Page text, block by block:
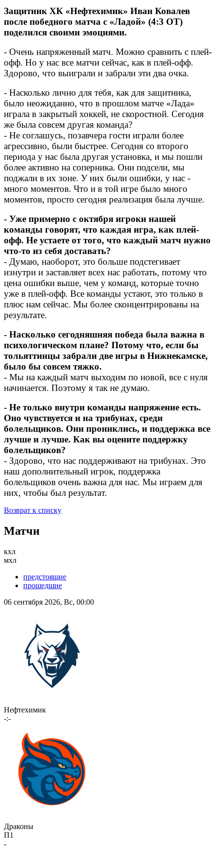
Защитник ХК «Нефтехимик» Иван Ковалев
после победного матча с «Ладой» (4:3 ОТ)
поделился своими эмоциями.
- Очень напряженный матч. Можно сравнить с плей-
офф. Но у нас все матчи сейчас, как в плей-офф.
Здорово, что выиграли и забрали эти два очка.
- Насколько лично для тебя, как для защитника,
было неожиданно, что в прошлом матче «Лада»
играла в закрытый хоккей, не скоростной. Сегодня
же была совсем другая команда?
- Не соглашусь, позавчера гости играли более
агрессивно, были быстрее. Сегодня со второго
периода у нас была другая установка, и мы пошли
более активно на соперника. Они подсели, мы
поджали в их зоне. У них были ошибки, у нас -
много моментов. Что и в той игре было много
моментов, просто сегодня реализация была лучше.
- Уже примерно с октября игроки нашей
команды говорят, что каждая игра, как плей-
офф. Не устаете от того, что каждый матч нужно
что-то из себя доставать?
- Думаю, наоборот, это больше подстегивает
изнутри и заставляет всех нас работать, потому что
цена ошибки выше, чем у команд, которые точно
уже в плей-офф. Все команды устают, это только в
плюс нам сейчас. Мы более сконцентрированы на
результате.
- Насколько сегодняшняя победа была важна в
психологическом плане? Потому что, если бы
тольяттинцы забрали две игры в Нижнекамске,
было бы совсем тяжко.
- Мы на каждый матч выходим по новой, все с нуля
начинается. Поэтому я так не думаю.
- Не только внутри команды напряжение есть.
Оно чувствуется и на трибунах, среди
болельщиков. Они прониклись, и поддержка все
лучше и лучше. Как вы оцените поддержку
болельщиков?
- Здорово, что нас поддерживают на трибунах. Это
наш дополнительный игрок, поддержка
болельщиков очень важна для нас. Мы играем для
них, чтобы был результат.
Возврат к списку
Матчи
кхл
мхл
предстоящие
прошедшие
06 сентября 2026, Вс, 00:00
Нефтехимик
-:-
Драконы
П1
-